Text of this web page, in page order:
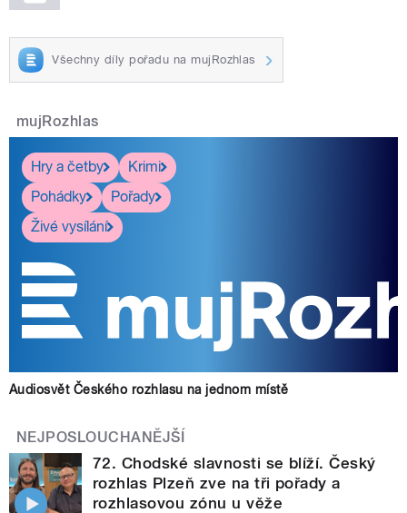
Všechny díly pořadu na mujRozhlas
mujRozhlas
Hry a četby
Krimi
Pohádky
Pořady
Živé vysílání
Audiosvět Českého rozhlasu na jednom místě
NEJPOSLOUCHANĚJŠÍ
72. Chodské slavnosti se blíží. Český
rozhlas Plzeň zve na tři pořady a
rozhlasovou zónu u věže